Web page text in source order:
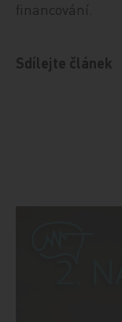
financování.
Sdílejte článek